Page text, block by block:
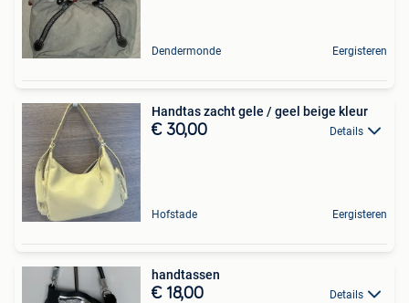
Dendermonde Eergisteren
Handtas zacht gele / geel beige kleur
€ 30,00 Details
Hofstade Eergisteren
handtassen
€ 18,00 Details